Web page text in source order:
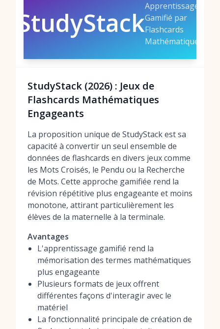
StudyStack
Apprentissage
Gamifié par
Flashcards
Mathématiques
StudyStack (2026) : Jeux de
Flashcards Mathématiques
Engageants
La proposition unique de StudyStack est sa
capacité à convertir un seul ensemble de
données de flashcards en divers jeux comme
les Mots Croisés, le Pendu ou la Recherche
de Mots. Cette approche gamifiée rend la
révision répétitive plus engageante et moins
monotone, attirant particulièrement les
élèves de la maternelle à la terminale.
Avantages
L'apprentissage gamifié rend la
mémorisation des termes mathématiques
plus engageante
Plusieurs formats de jeux offrent
différentes façons d'interagir avec le
matériel
La fonctionnalité principale de création de